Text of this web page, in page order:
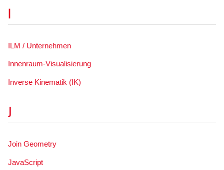
I
ILM / Unternehmen
Innenraum-Visualisierung
Inverse Kinematik (IK)
J
Join Geometry
JavaScript